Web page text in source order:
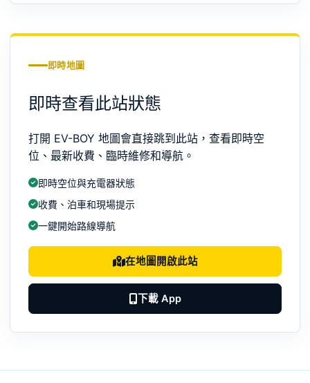
即時地圖
即時查看此站狀態
打開 EV-BOY 地圖會直接跳到此站，查看即時空
位、最新收費、臨時維修和導航。
即時空位與充電器狀態
收費、泊車和現場提示
一鍵開始路線導航
在地圖開啟此站
下載 App